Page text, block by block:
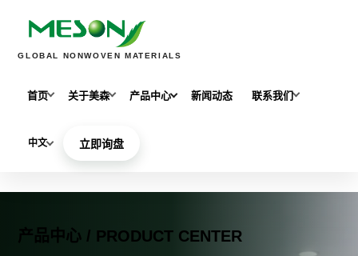
GLOBAL NONWOVEN MATERIALS
首页 关于美森 产品中心 新闻动态 联系我们
中文 立即询盘
产品中心 / PRODUCT CENTER